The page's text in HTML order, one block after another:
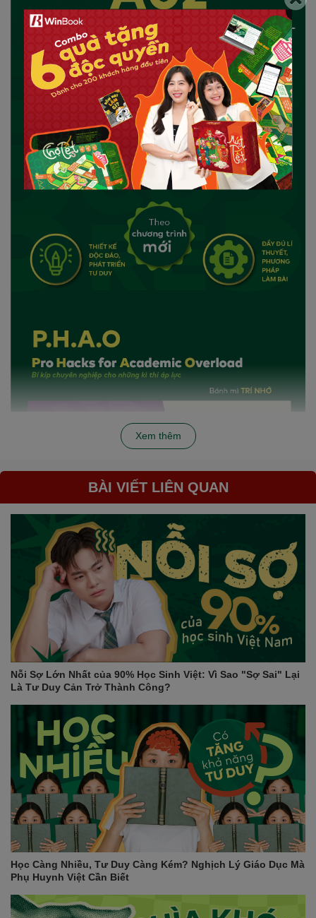
Xem thêm
BÀI VIẾT LIÊN QUAN
Nỗi Sợ Lớn Nhất của 90% Học Sinh Việt: Vì Sao "Sợ Sai" Lại
Là Tư Duy Cản Trở Thành Công?
Học Càng Nhiều, Tư Duy Càng Kém? Nghịch Lý Giáo Dục Mà
Phụ Huynh Việt Cần Biết